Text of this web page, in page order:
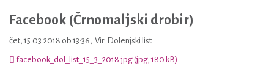
Facebook (Črnomaljski drobir)
čet, 15.03.2018 ob 13:36, Vir: Dolenjski list
facebook_dol_list_15_3_2018.jpg (jpg; 180 kB)